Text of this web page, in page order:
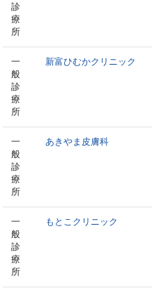
診
療
所
一
般
診
療
所
新富ひむかクリニック
一
般
診
療
所
あきやま皮膚科
一
般
診
療
所
もとこクリニック